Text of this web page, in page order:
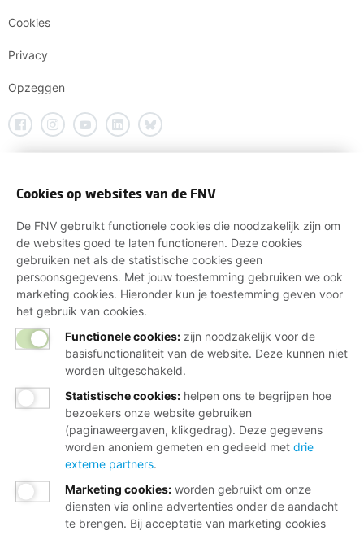
Cookies
Privacy
Opzeggen
Cookies op websites van de FNV
De FNV gebruikt functionele cookies die noodzakelijk zijn om
de websites goed te laten functioneren. Deze cookies
gebruiken net als de statistische cookies geen
persoonsgegevens. Met jouw toestemming gebruiken we ook
marketing cookies. Hieronder kun je toestemming geven voor
het gebruik van cookies.
Functionele cookies: zijn noodzakelijk voor de
basisfunctionaliteit van de website. Deze kunnen niet
worden uitgeschakeld.
Statistische cookies: helpen ons te begrijpen hoe
bezoekers onze website gebruiken
(paginaweergaven, klikgedrag). Deze gegevens
worden anoniem gemeten en gedeeld met drie
externe partners.
Marketing cookies: worden gebruikt om onze
diensten via online advertenties onder de aandacht
te brengen. Bij acceptatie van marketing cookies